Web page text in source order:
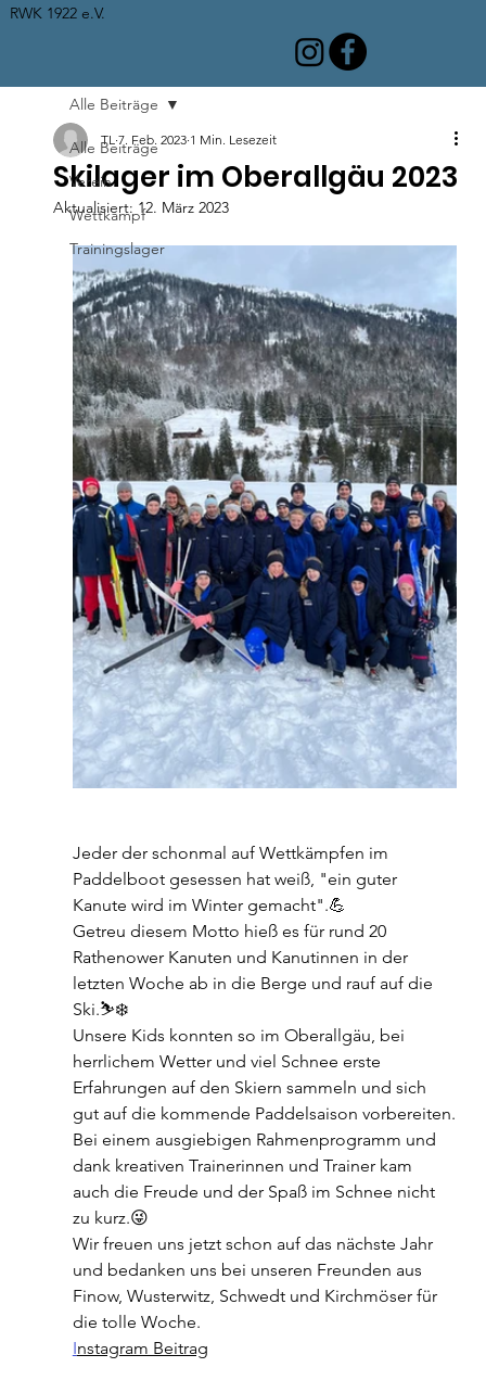
RWK 1922 e.V.
Alle Beiträge
Verein
Wettkampf
Trainingslager
Alle Beiträge
Skilager im Oberallgäu 2023
TL 7. Feb. 2023 1 Min. Lesezeit
Aktualisiert: 12. März 2023
Jeder der schonmal auf Wettkämpfen im
Paddelboot gesessen hat weiß, "ein guter
Kanute wird im Winter gemacht".💪
Getreu diesem Motto hieß es für rund 20
Rathenower Kanuten und Kanutinnen in der
letzten Woche ab in die Berge und rauf auf die
Ski.⛷❄️
Unsere Kids konnten so im Oberallgäu, bei
herrlichem Wetter und viel Schnee erste
Erfahrungen auf den Skiern sammeln und sich
gut auf die kommende Paddelsaison vorbereiten.
Bei einem ausgiebigen Rahmenprogramm und
dank kreativen Trainerinnen und Trainer kam
auch die Freude und der Spaß im Schnee nicht
zu kurz.😜
Wir freuen uns jetzt schon auf das nächste Jahr
und bedanken uns bei unseren Freunden aus
Finow, Wusterwitz, Schwedt und Kirchmöser für
die tolle Woche.
Instagram Beitrag